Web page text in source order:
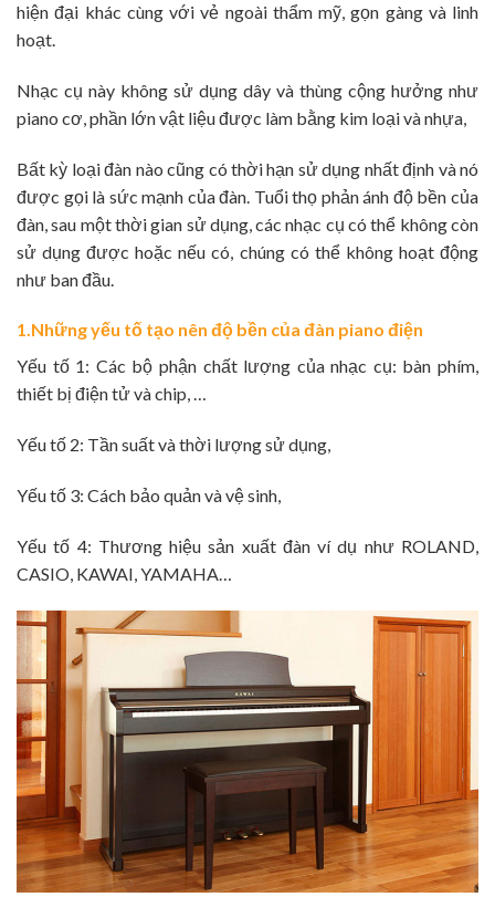
hiện đại khác cùng với vẻ ngoài thẩm mỹ, gọn gàng và linh
hoạt.
Nhạc cụ này không sử dụng dây và thùng cộng hưởng như
piano cơ, phần lớn vật liệu được làm bằng kim loại và nhựa,
Bất kỳ loại đàn nào cũng có thời hạn sử dụng nhất định và nó
được gọi là sức mạnh của đàn. Tuổi thọ phản ánh độ bền của
đàn, sau một thời gian sử dụng, các nhạc cụ có thể không còn
sử dụng được hoặc nếu có, chúng có thể không hoạt động
như ban đầu.
1.Những yếu tố tạo nên độ bền của đàn piano điện
Yếu tố 1: Các bộ phận chất lượng của nhạc cụ: bàn phím,
thiết bị điện tử và chip, …
Yếu tố 2: Tần suất và thời lượng sử dụng,
Yếu tố 3: Cách bảo quản và vệ sinh,
Yếu tố 4: Thương hiệu sản xuất đàn ví dụ như ROLAND,
CASIO, KAWAI, YAMAHA…